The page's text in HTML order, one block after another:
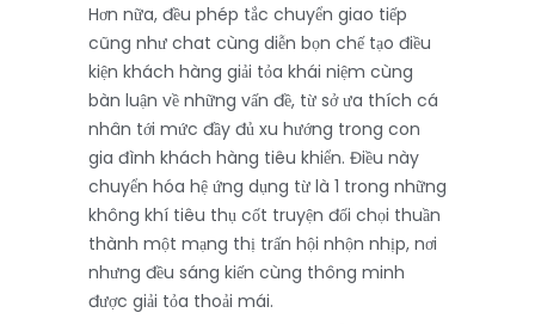
Hơn nữa, đều phép tắc chuyển giao tiếp
cũng như chat cùng diễn bọn chế tạo điều
kiện khách hàng giải tỏa khái niệm cùng
bàn luận về những vấn đề, từ sở ưa thích cá
nhân tới mức đầy đủ xu hướng trong con
gia đình khách hàng tiêu khiển. Điều này
chuyển hóa hệ ứng dụng từ là 1 trong những
không khí tiêu thụ cốt truyện đối chọi thuần
thành một mạng thị trấn hội nhộn nhịp, nơi
nhưng đều sáng kiến cùng thông minh
được giải tỏa thoải mái.